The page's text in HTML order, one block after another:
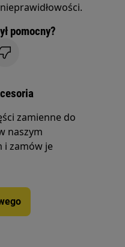
pomocny?
zamienne do
naszym
i zamów je